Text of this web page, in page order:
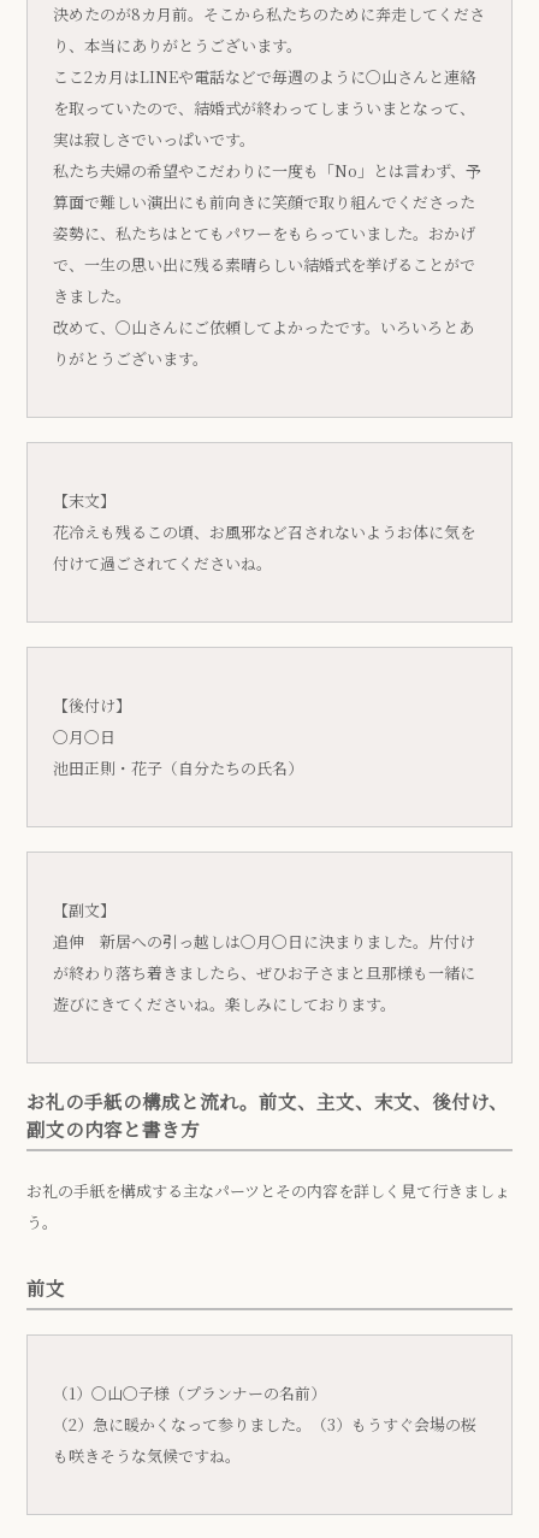
決めたのが8カ月前。そこから私たちのために奔走してくださ
り、本当にありがとうございます。
ここ2カ月はLINEや電話などで毎週のように〇山さんと連絡
を取っていたので、結婚式が終わってしまういまとなって、
実は寂しさでいっぱいです。
私たち夫婦の希望やこだわりに一度も「No」とは言わず、予
算面で難しい演出にも前向きに笑顔で取り組んでくださった
姿勢に、私たちはとてもパワーをもらっていました。おかげ
で、一生の思い出に残る素晴らしい結婚式を挙げることがで
きました。
改めて、〇山さんにご依頼してよかったです。いろいろとあ
りがとうございます。
【末文】
花冷えも残るこの頃、お風邪など召されないようお体に気を
付けて過ごされてくださいね。
【後付け】
〇月〇日
池田正則・花子（自分たちの氏名）
【副文】
追伸 新居への引っ越しは〇月〇日に決まりました。片付け
が終わり落ち着きましたら、ぜひお子さまと旦那様も一緒に
遊びにきてくださいね。楽しみにしております。
お礼の手紙の構成と流れ。前文、主文、末文、後付け、
副文の内容と書き方
お礼の手紙を構成する主なパーツとその内容を詳しく見て行きましょ
う。
前文
（1）〇山〇子様（プランナーの名前）
（2）急に暖かくなって参りました。（3）もうすぐ会場の桜
も咲きそうな気候ですね。